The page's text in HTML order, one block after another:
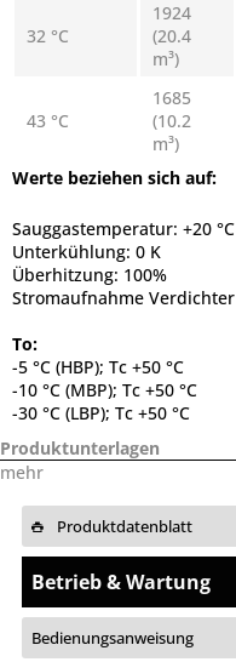
32 °C
1924
(20.4
m³)
43 °C
1685
(10.2
m³)
Werte beziehen sich auf:
Sauggastemperatur: +20 °C
Unterkühlung: 0 K
Überhitzung: 100%
Stromaufnahme Verdichter
To:
-5 °C (HBP); Tc +50 °C
-10 °C (MBP); Tc +50 °C
-30 °C (LBP); Tc +50 °C
Produktunterlagen
mehr
Produktdatenblatt
Betrieb & Wartung
Bedienungsanweisung